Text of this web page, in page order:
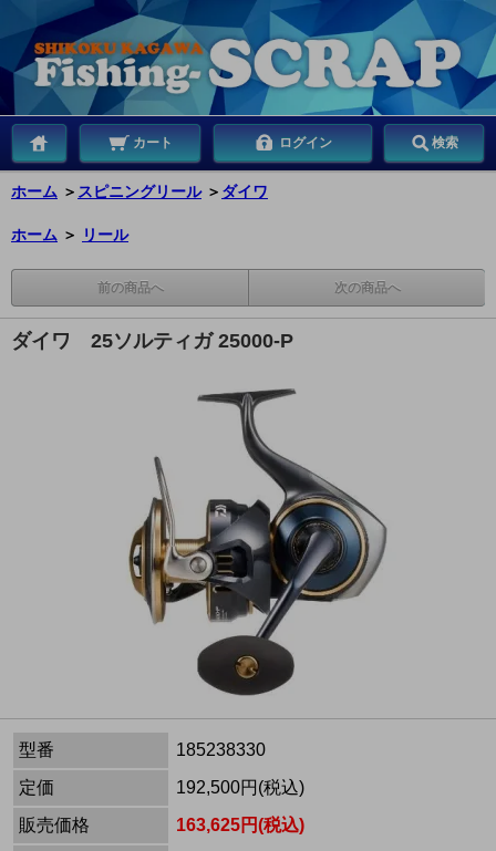
カート ログイン 検索
ホーム ＞ スピニングリール ＞ ダイワ
ホーム ＞ リール
前の商品へ 次の商品へ
ダイワ 25ソルティガ 25000-P
型番
185238330
定価
192,500円(税込)
販売価格
163,625円(税込)